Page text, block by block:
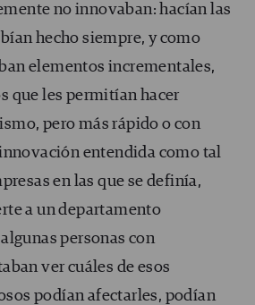
no innovaban: hacían las
hecho siempre, y como
elementos incrementales,
que les permitían hacer
pero más rápido o con
entendida como tal
en las que se definía,
a un departamento
personas con
ver cuáles de esos
podían afectarles, podían